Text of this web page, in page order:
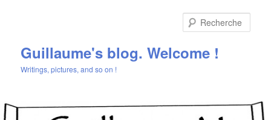
Guillaume's blog. Welcome !
Writings, pictures, and so on !